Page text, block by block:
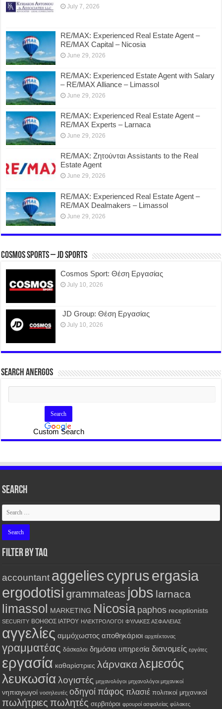
July 7, 2026
RE/MAX: Experienced Real Estate Agent –
RE/MAX Capital – Nicosia
June 29, 2026
RE/MAX: Experienced Estate Agent with Salary
– RE/MAX Alliance – Limassol
June 29, 2026
RE/MAX: Experienced Real Estate Agent –
RE/MAX Experts – Larnaca
June 29, 2026
RE/MAX: Ζητούνται Assistants to the Real
Estate Agent
June 29, 2026
RE/MAX: Experienced Real Estate Agent –
RE/MAX Dealmakers – Limassol
June 29, 2026
COSMOS SPORTS – JD SPORTS
Cosmos Sport: Θέση Εργασίας
July 10, 2026
JD Group: Θέση Εργασίας
July 10, 2026
SEARCH ANERGOS
Custom Search
Search
FILTER BY TAQ
accountant aggeliescyprusergasia
ergodotisi grammateas jobs larnaca
limassol MARKETING Nicosia paphos receptionists
SECURITY ΒΟΗΘΟΣ ΙΑΤΡΟΥ ΗΛΕΚΤΡΟΛΟΓΟΙ ΦΥΛΑΚΕΣ ΑΣΦΑΛΕΙΑΣ
αγγελίες αμμόχωστος αποθηκάριοι αρχιτέκτονας
γραμματέας δάσκαλοι δημόσια υπηρεσία διανομείς εργάτες
εργασία καθαρίστριες λάρνακα λεμεσός
λευκωσία λογιστές μηχανολόγοι μηχανολόγοι μηχανικοί
νηπιαγωγοί νοσηλευτές οδηγοί πάφος πλασιέ πολιτικοί μηχανικοί
πωλήτριες πωλητές σερβιτόροι φρουροί ασφαλείας φύλακες